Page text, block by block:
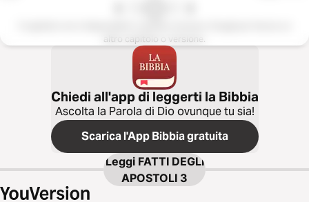
altro capitolo o versione.
Chiedi all'app di leggerti la Bibbia
Ascolta la Parola di Dio ovunque tu sia!
Scarica l'App Bibbia gratuita
Leggi FATTI DEGLI
APOSTOLI 3